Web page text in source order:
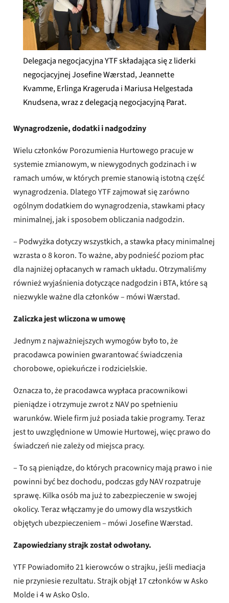
Delegacja negocjacyjna YTF składająca się z liderki
negocjacyjnej Josefine Wærstad, Jeannette
Kvamme, Erlinga Krageruda i Mariusa Helgestada
Knudsena, wraz z delegacją negocjacyjną Parat.
Wynagrodzenie, dodatki i nadgodziny
Wielu członków Porozumienia Hurtowego pracuje w
systemie zmianowym, w niewygodnych godzinach i w
ramach umów, w których premie stanowią istotną część
wynagrodzenia. Dlatego YTF zajmował się zarówno
ogólnym dodatkiem do wynagrodzenia, stawkami płacy
minimalnej, jak i sposobem obliczania nadgodzin.
– Podwyżka dotyczy wszystkich, a stawka płacy minimalnej
wzrasta o 8 koron. To ważne, aby podnieść poziom płac
dla najniżej opłacanych w ramach układu. Otrzymaliśmy
również wyjaśnienia dotyczące nadgodzin i BTA, które są
niezwykle ważne dla członków – mówi Wærstad.
Zaliczka jest wliczona w umowę
Jednym z najważniejszych wymogów było to, że
pracodawca powinien gwarantować świadczenia
chorobowe, opiekuńcze i rodzicielskie.
Oznacza to, że pracodawca wypłaca pracownikowi
pieniądze i otrzymuje zwrot z NAV po spełnieniu
warunków. Wiele firm już posiada takie programy. Teraz
jest to uwzględnione w Umowie Hurtowej, więc prawo do
świadczeń nie zależy od miejsca pracy.
– To są pieniądze, do których pracownicy mają prawo i nie
powinni być bez dochodu, podczas gdy NAV rozpatruje
sprawę. Kilka osób ma już to zabezpieczenie w swojej
okolicy. Teraz włączamy je do umowy dla wszystkich
objętych ubezpieczeniem – mówi Josefine Wærstad.
Zapowiedziany strajk został odwołany.
YTF Powiadomiło 21 kierowców o strajku, jeśli mediacja
nie przyniesie rezultatu. Strajk objął 17 członków w Asko
Molde i 4 w Asko Oslo.